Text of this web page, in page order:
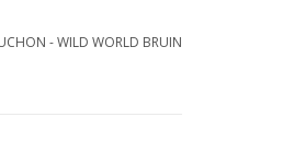
- WILD WORLD BRUIN